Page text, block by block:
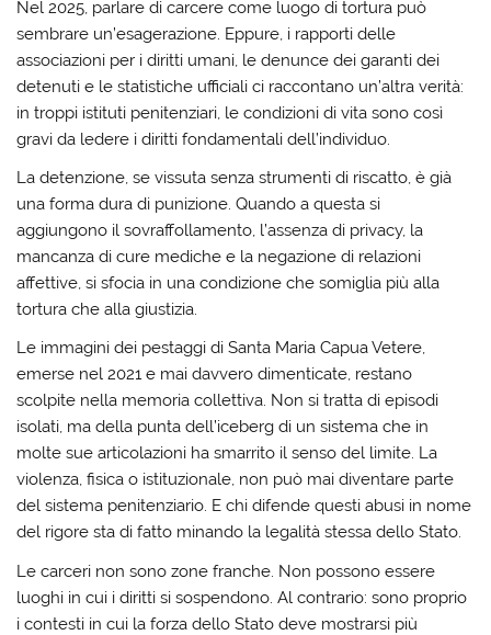
Nel 2025, parlare di carcere come luogo di tortura può
sembrare un’esagerazione. Eppure, i rapporti delle
associazioni per i diritti umani, le denunce dei garanti dei
detenuti e le statistiche ufficiali ci raccontano un’altra verità:
in troppi istituti penitenziari, le condizioni di vita sono così
gravi da ledere i diritti fondamentali dell’individuo.
La detenzione, se vissuta senza strumenti di riscatto, è già
una forma dura di punizione. Quando a questa si
aggiungono il sovraffollamento, l’assenza di privacy, la
mancanza di cure mediche e la negazione di relazioni
affettive, si sfocia in una condizione che somiglia più alla
tortura che alla giustizia.
Le immagini dei pestaggi di Santa Maria Capua Vetere,
emerse nel 2021 e mai davvero dimenticate, restano
scolpite nella memoria collettiva. Non si tratta di episodi
isolati, ma della punta dell’iceberg di un sistema che in
molte sue articolazioni ha smarrito il senso del limite. La
violenza, fisica o istituzionale, non può mai diventare parte
del sistema penitenziario. E chi difende questi abusi in nome
del rigore sta di fatto minando la legalità stessa dello Stato.
Le carceri non sono zone franche. Non possono essere
luoghi in cui i diritti si sospendono. Al contrario: sono proprio
i contesti in cui la forza dello Stato deve mostrarsi più